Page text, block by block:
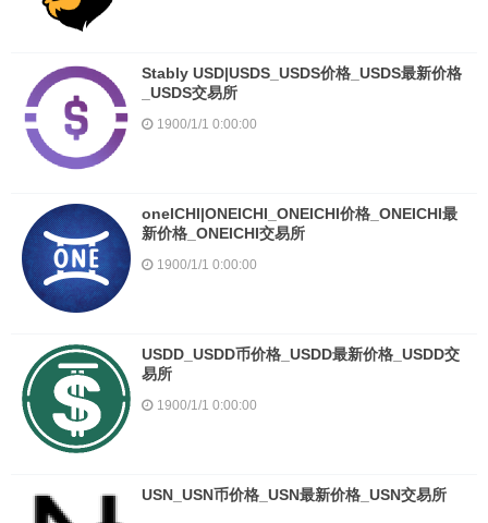
Stably USD|USDS_USDS价格_USDS最新价格
_USDS交易所
1900/1/1 0:00:00
oneICHI|ONEICHI_ONEICHI价格_ONEICHI最
新价格_ONEICHI交易所
1900/1/1 0:00:00
USDD_USDD币价格_USDD最新价格_USDD交
易所
1900/1/1 0:00:00
USN_USN币价格_USN最新价格_USN交易所